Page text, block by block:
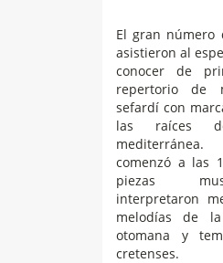
El gran número
asistieron al
conocer de
repertorio de
sefardí con
las raíces
comenzó a las
piezas
interpretaron
melodías de
otomana y
cretenses.